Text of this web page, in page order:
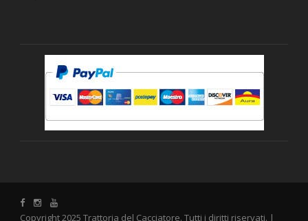
Copyright 2025 Trattoria del Cacciatore. Tutti i diritti riservati. |